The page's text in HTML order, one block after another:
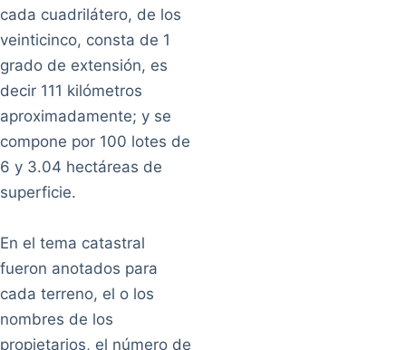
cada cuadrilátero, de los
veinticinco, consta de 1
grado de extensión, es
decir 111 kilómetros
aproximadamente; y se
compone por 100 lotes de
6 y 3.04 hectáreas de
superficie.
En el tema catastral
fueron anotados para
cada terreno, el o los
nombres de los
propietarios, el número de